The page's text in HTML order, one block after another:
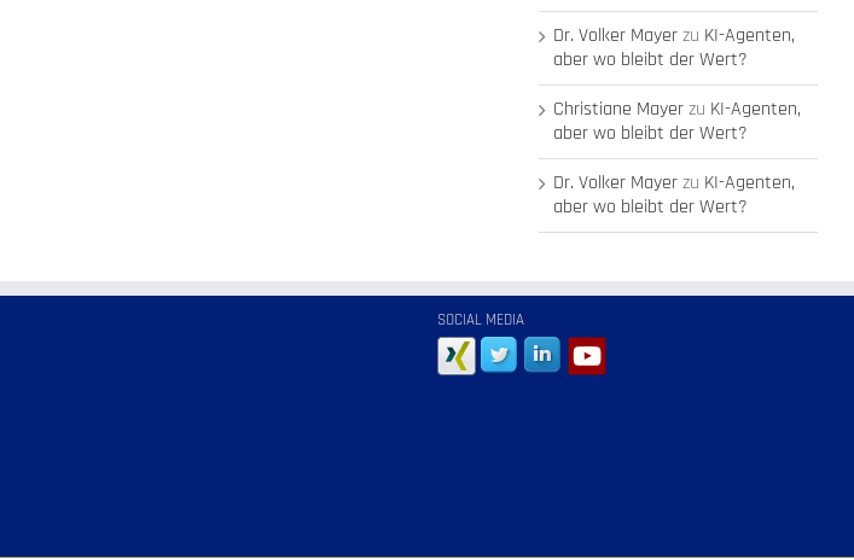
Dr. Volker Mayerzu KI-Agenten,
aber wo bleibt der Wert?
Christiane Mayerzu KI-Agenten,
aber wo bleibt der Wert?
Dr. Volker Mayerzu KI-Agenten,
aber wo bleibt der Wert?
SOCIAL MEDIA